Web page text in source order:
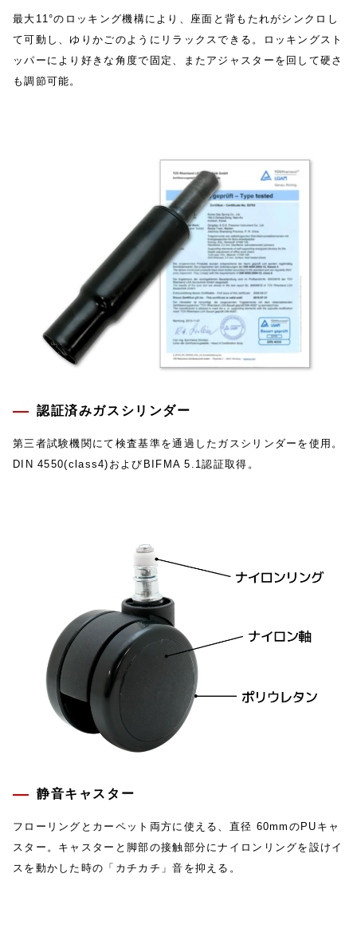
最大11°のロッキング機構により、座面と背もたれがシンクロし
て可動し、ゆりかごのようにリラックスできる。ロッキングスト
ッパーにより好きな角度で固定、またアジャスターを回して硬さ
も調節可能。
認証済みガスシリンダー
第三者試験機関にて検査基準を通過したガスシリンダーを使用。
DIN 4550(class4)およびBIFMA 5.1認証取得。
静音キャスター
フローリングとカーペット両方に使える、直径 60mmのPUキャ
スター。キャスターと脚部の接触部分にナイロンリングを設けイ
スを動かした時の「カチカチ」音を抑える。